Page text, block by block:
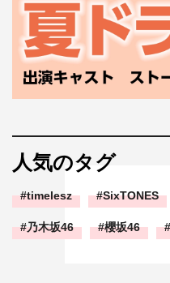
人気のタグ
timelesz SixTONES
乃木坂46 櫻坂46